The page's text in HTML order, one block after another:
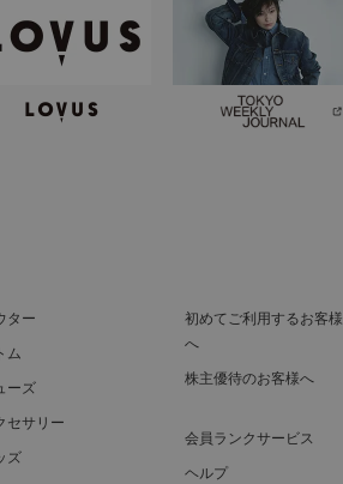
ター
ム
ーズ
セサリー
ズ
初めてご利用するお客様
へ
株主優待のお客様へ
会員ランクサービス
ヘルプ